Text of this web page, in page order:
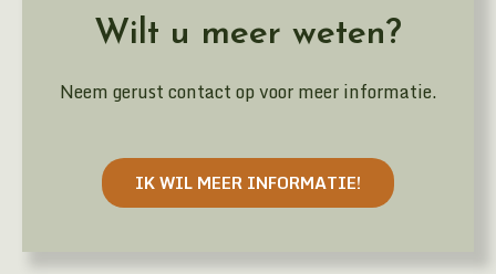
Wilt u meer weten?
Neem gerust contact op voor meer informatie.
IK WIL MEER INFORMATIE!